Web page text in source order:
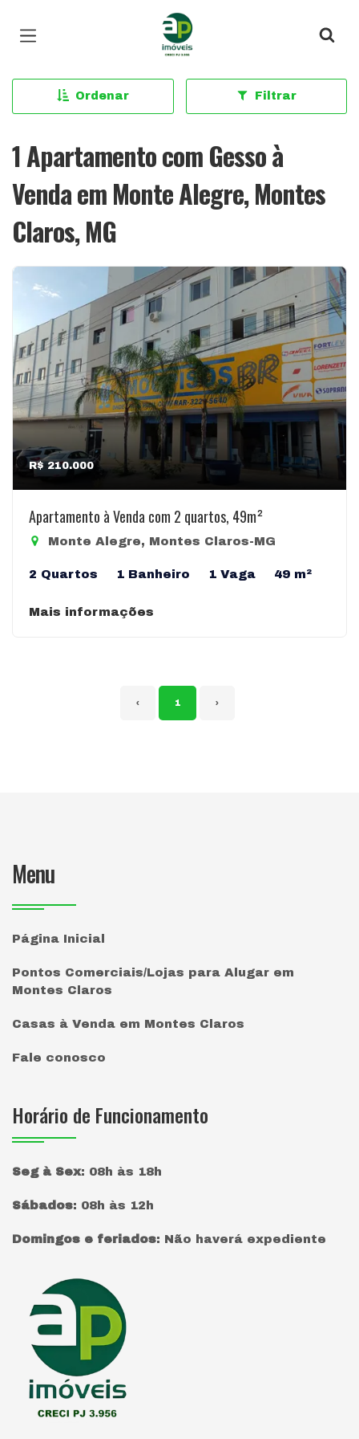
Página inicial
Ordenar Filtrar
1 Apartamento com Gesso à
Venda em Monte Alegre, Montes
Claros, MG
R$ 210.000
Apartamento à Venda com 2 quartos, 49m²
Monte Alegre, Montes Claros-MG
2 Quartos 1 Banheiro 1 Vaga 49 m²
Mais informações
‹ 1 ›
Menu
Página Inicial
Pontos Comerciais/Lojas para Alugar em
Montes Claros
Casas à Venda em Montes Claros
Fale conosco
Horário de Funcionamento
Seg à Sex: 08h às 18h
Sábados: 08h às 12h
Domingos e feriados: Não haverá expediente
Página inicial